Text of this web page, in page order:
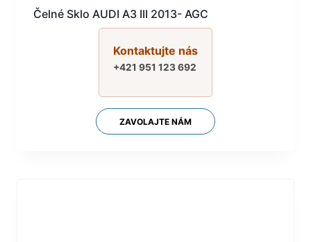
Čelné Sklo AUDI A3 III 2013- AGC
Kontaktujte nás
+421 951 123 692
ZAVOLAJTE NÁM